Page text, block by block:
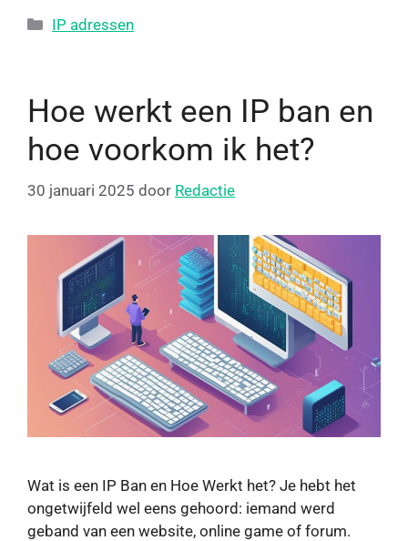
IP adressen
Hoe werkt een IP ban en
hoe voorkom ik het?
30 januari 2025 door Redactie
Wat is een IP Ban en Hoe Werkt het? Je hebt het
ongetwijfeld wel eens gehoord: iemand werd
geband van een website, online game of forum.